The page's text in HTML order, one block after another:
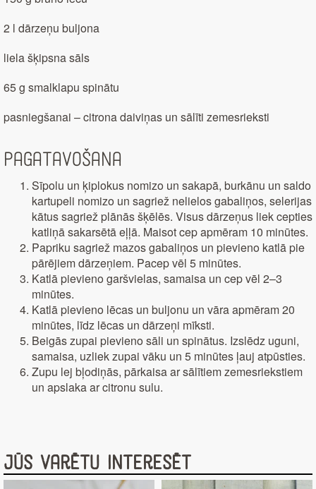
2 l dārzeņu buljona
liela šķipsna sāls
65 g smalklapu spinātu
pasniegšanai – citrona daiviņas un sālīti zemesrieksti
Pagatavošana
Sīpolu un ķiplokus nomizo un sakapā, burkānu un saldo
kartupeli nomizo un sagriež nelielos gabaliņos, selerijas
kātus sagriež plānās šķēlēs. Visus dārzeņus liek cepties
katliņā sakarsētā eļļā. Maisot cep apmēram 10 minūtes.
Papriku sagriež mazos gabaliņos un pievieno katlā pie
pārējiem dārzeņiem. Pacep vēl 5 minūtes.
Katlā pievieno garšvielas, samaisa un cep vēl 2–3
minūtes.
Katlā pievieno lēcas un buljonu un vāra apmēram 20
minūtes, līdz lēcas un dārzeņi mīksti.
Beigās zupai pievieno sāli un spinātus. Izslēdz uguni,
samaisa, uzliek zupai vāku un 5 minūtes ļauj atpūsties.
Zupu lej bļodiņās, pārkaisa ar sālītiem zemesriekstiem
un apslaka ar citronu sulu.
Jūs varētu interesēt